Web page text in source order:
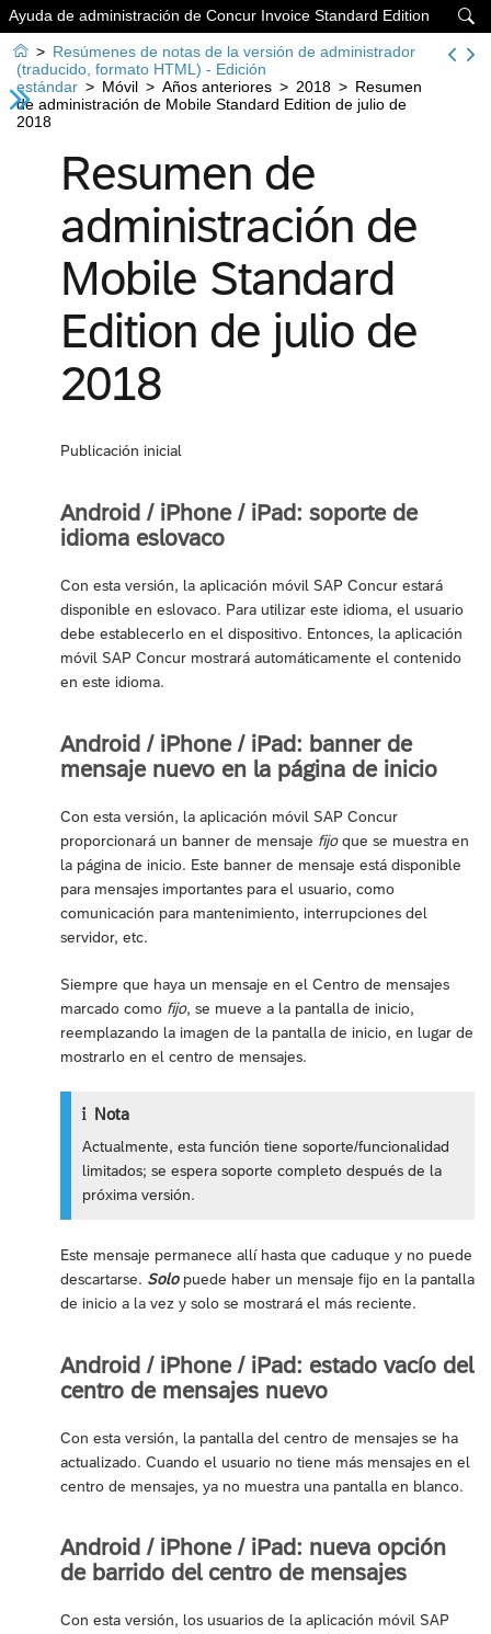

Ayuda de administración de Concur Invoice Standard Edition
 > Resúmenes de notas de la versión de administrador
(traducido, formato HTML) - Edición
estándar > Móvil > Años anteriores > 2018 > Resumen
de administración de Mobile Standard Edition de julio de
2018
Resumen de
administración de
Mobile Standard
Edition de julio de
2018
Publicación inicial
Android / iPhone / iPad: soporte de
idioma eslovaco
Con esta versión, la aplicación móvil SAP Concur estará
disponible en eslovaco. Para utilizar este idioma, el usuario
debe establecerlo en el dispositivo. Entonces, la aplicación
móvil SAP Concur mostrará automáticamente el contenido
en este idioma.
Android / iPhone / iPad: banner de
mensaje nuevo en la página de inicio
Con esta versión, la aplicación móvil SAP Concur
proporcionará un banner de mensaje fijoque se muestra en
la página de inicio. Este banner de mensaje está disponible
para mensajes importantes para el usuario, como
comunicación para mantenimiento, interrupciones del
servidor, etc.
Siempre que haya un mensaje en el Centro de mensajes
marcado como fijo, se mueve a la pantalla de inicio,
reemplazando la imagen de la pantalla de inicio, en lugar de
mostrarlo en el centro de mensajes.
Nota
Actualmente, esta función tiene soporte/funcionalidad
limitados; se espera soporte completo después de la
próxima versión.
Este mensaje permanece allí hasta que caduque y no puede
descartarse. Solopuede haber un mensaje fijo en la pantalla
de inicio a la vez y solo se mostrará el más reciente.
Android / iPhone / iPad: estado vacío del
centro de mensajes nuevo
Con esta versión, la pantalla del centro de mensajes se ha
actualizado. Cuando el usuario no tiene más mensajes en el
centro de mensajes, ya no muestra una pantalla en blanco.
Android / iPhone / iPad: nueva opción
de barrido del centro de mensajes
Con esta versión, los usuarios de la aplicación móvil SAP